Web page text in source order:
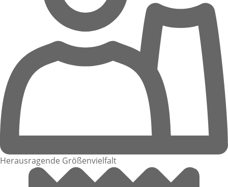
Herausragende Größenvielfalt